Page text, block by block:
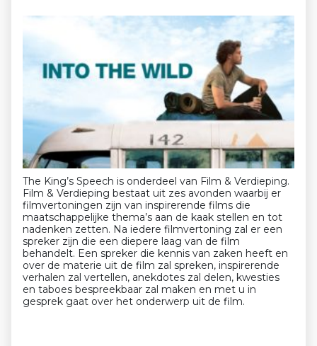
The King’s Speech is onderdeel van Film & Verdieping.
Film & Verdieping bestaat uit zes avonden waarbij er
filmvertoningen zijn van inspirerende films die
maatschappelijke thema’s aan de kaak stellen en tot
nadenken zetten. Na iedere filmvertoning zal er een
spreker zijn die een diepere laag van de film
behandelt. Een spreker die kennis van zaken heeft en
over de materie uit de film zal spreken, inspirerende
verhalen zal vertellen, anekdotes zal delen, kwesties
en taboes bespreekbaar zal maken en met u in
gesprek gaat over het onderwerp uit de film.